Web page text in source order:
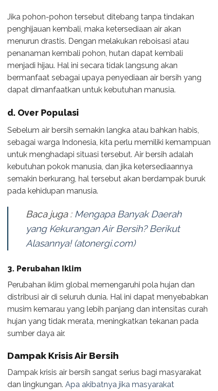
Jika pohon-pohon tersebut ditebang tanpa tindakan
penghijauan kembali, maka ketersediaan air akan
menurun drastis. Dengan melakukan reboisasi atau
penanaman kembali pohon, hutan dapat kembali
menjadi hijau. Hal ini secara tidak langsung akan
bermanfaat sebagai upaya penyediaan air bersih yang
dapat dimanfaatkan untuk kebutuhan manusia.
d. Over Populasi
Sebelum air bersih semakin langka atau bahkan habis,
sebagai warga Indonesia, kita perlu memiliki kemampuan
untuk menghadapi situasi tersebut. Air bersih adalah
kebutuhan pokok manusia, dan jika ketersediaannya
semakin berkurang, hal tersebut akan berdampak buruk
pada kehidupan manusia.
Baca juga : Mengapa Banyak Daerah
yang Kekurangan Air Bersih? Berikut
Alasannya! (atonergi.com)
3. Perubahan Iklim
Perubahan iklim global memengaruhi pola hujan dan
distribusi air di seluruh dunia. Hal ini dapat menyebabkan
musim kemarau yang lebih panjang dan intensitas curah
hujan yang tidak merata, meningkatkan tekanan pada
sumber daya air.
Dampak Krisis Air Bersih
Dampak krisis air bersih sangat serius bagi masyarakat
dan lingkungan. Apa akibatnya jika masyarakat